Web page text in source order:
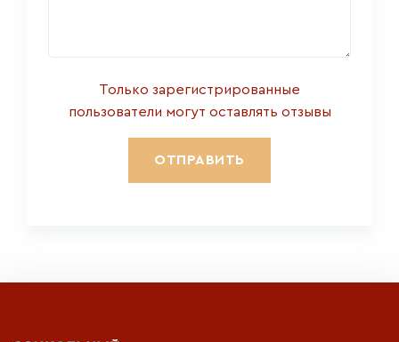
Только зарегистрированные
пользователи могут оставлять отзывы